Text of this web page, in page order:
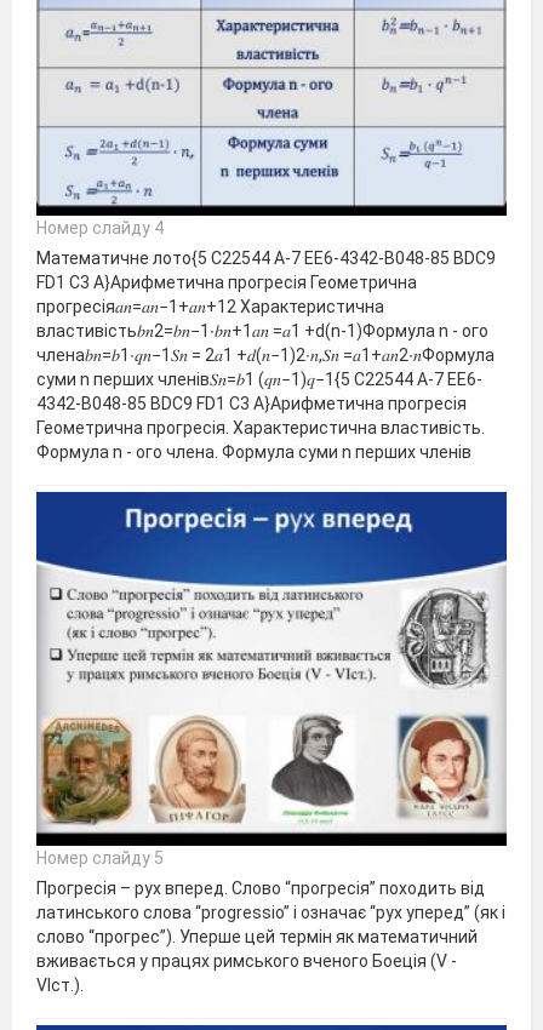
Номер слайду 4
Математичне лото{5 C22544 A-7 EE6-4342-B048-85 BDC9
FD1 C3 A}Арифметична прогресія Геометрична
прогресія𝑎𝑛=𝑎𝑛−1+𝑎𝑛+12 Характеристична
властивість𝑏𝑛2=𝑏𝑛−1∙𝑏𝑛+1𝑎𝑛 =𝑎1 +d(n-1)Формула n - ого
члена𝑏𝑛=𝑏1∙𝑞𝑛−1𝑆𝑛 = 2𝑎1 +𝑑(𝑛−1)2∙𝑛,𝑆𝑛 =𝑎1+𝑎𝑛2∙𝑛Формула
суми n перших членів𝑆𝑛=𝑏1 (𝑞𝑛−1)𝑞−1{5 C22544 A-7 EE6-
4342-B048-85 BDC9 FD1 C3 A}Арифметична прогресія
Геометрична прогресія. Характеристична властивість.
Формула n - ого члена. Формула суми n перших членів
Номер слайду 5
Прогресія – рух вперед. Слово “прогресія” походить від
латинського слова “progressio” і означає “рух уперед” (як і
слово “прогрес”). Уперше цей термін як математичний
вживається у працях римського вченого Боеція (V -
VIст.).